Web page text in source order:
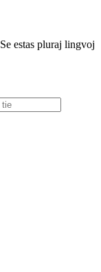
estas pluraj lingvoj